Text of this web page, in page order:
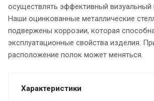
осуществлять эффективный визуальный
Наши оцинкованные металлические
подвержены коррозии, которая
эксплуатационные свойства изделия.
расположение полок может меняться.
Характеристики